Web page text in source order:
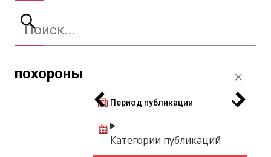
похороны
Период публикации
Категории публикаций